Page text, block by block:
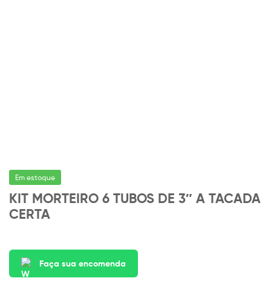
Em estoque
KIT MORTEIRO 6 TUBOS DE 3″ A TACADA
CERTA
Faça sua encomenda